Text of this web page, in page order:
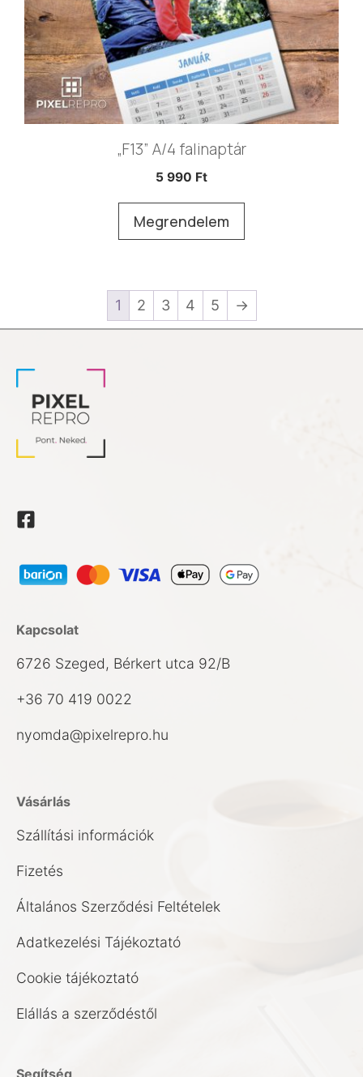
„F13” A/4 falinaptár
5 990 Ft
Megrendelem
1 2 3 4 5 →
Kapcsolat
6726 Szeged, Bérkert utca 92/B
+36 70 419 0022
nyomda@pixelrepro.hu
Vásárlás
Szállítási információk
Fizetés
Általános Szerződési Feltételek
Adatkezelési Tájékoztató
Cookie tájékoztató
Elállás a szerződéstől
Segítség